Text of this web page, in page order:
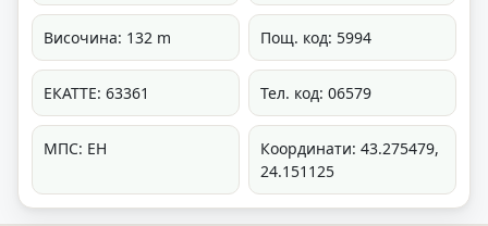
Височина: 132 m Пощ. код: 5994
ЕКАТТЕ: 63361 Тел. код: 06579
МПС: ЕН
Координати: 43.275479,
24.151125